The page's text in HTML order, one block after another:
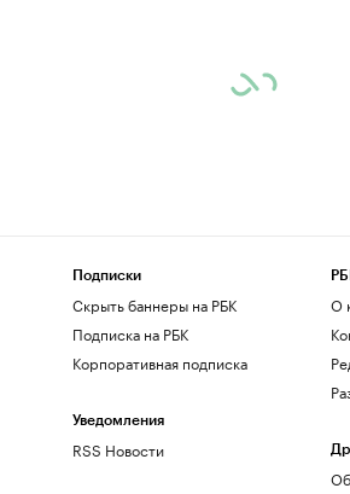
Подписки
Скрыть баннеры на РБК
Подписка на РБК
Корпоративная подписка
Уведомления
RSS Новости
О